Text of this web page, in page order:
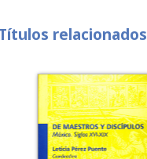
relacionados